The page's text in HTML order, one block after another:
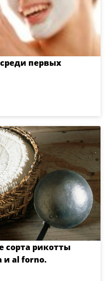
первых
сорта рикотты
и al forno.